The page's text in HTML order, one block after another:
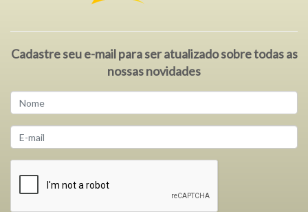
Cadastre seu e-mail para ser atualizado sobre todas as
nossas novidades